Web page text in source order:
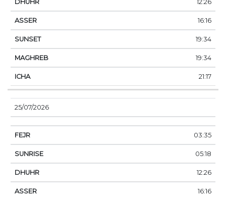
12:26
16:16
19:34
19:34
21:17
25/07/2026
03:35
05:18
12:26
16:16